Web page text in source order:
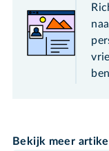
Bekijk meer